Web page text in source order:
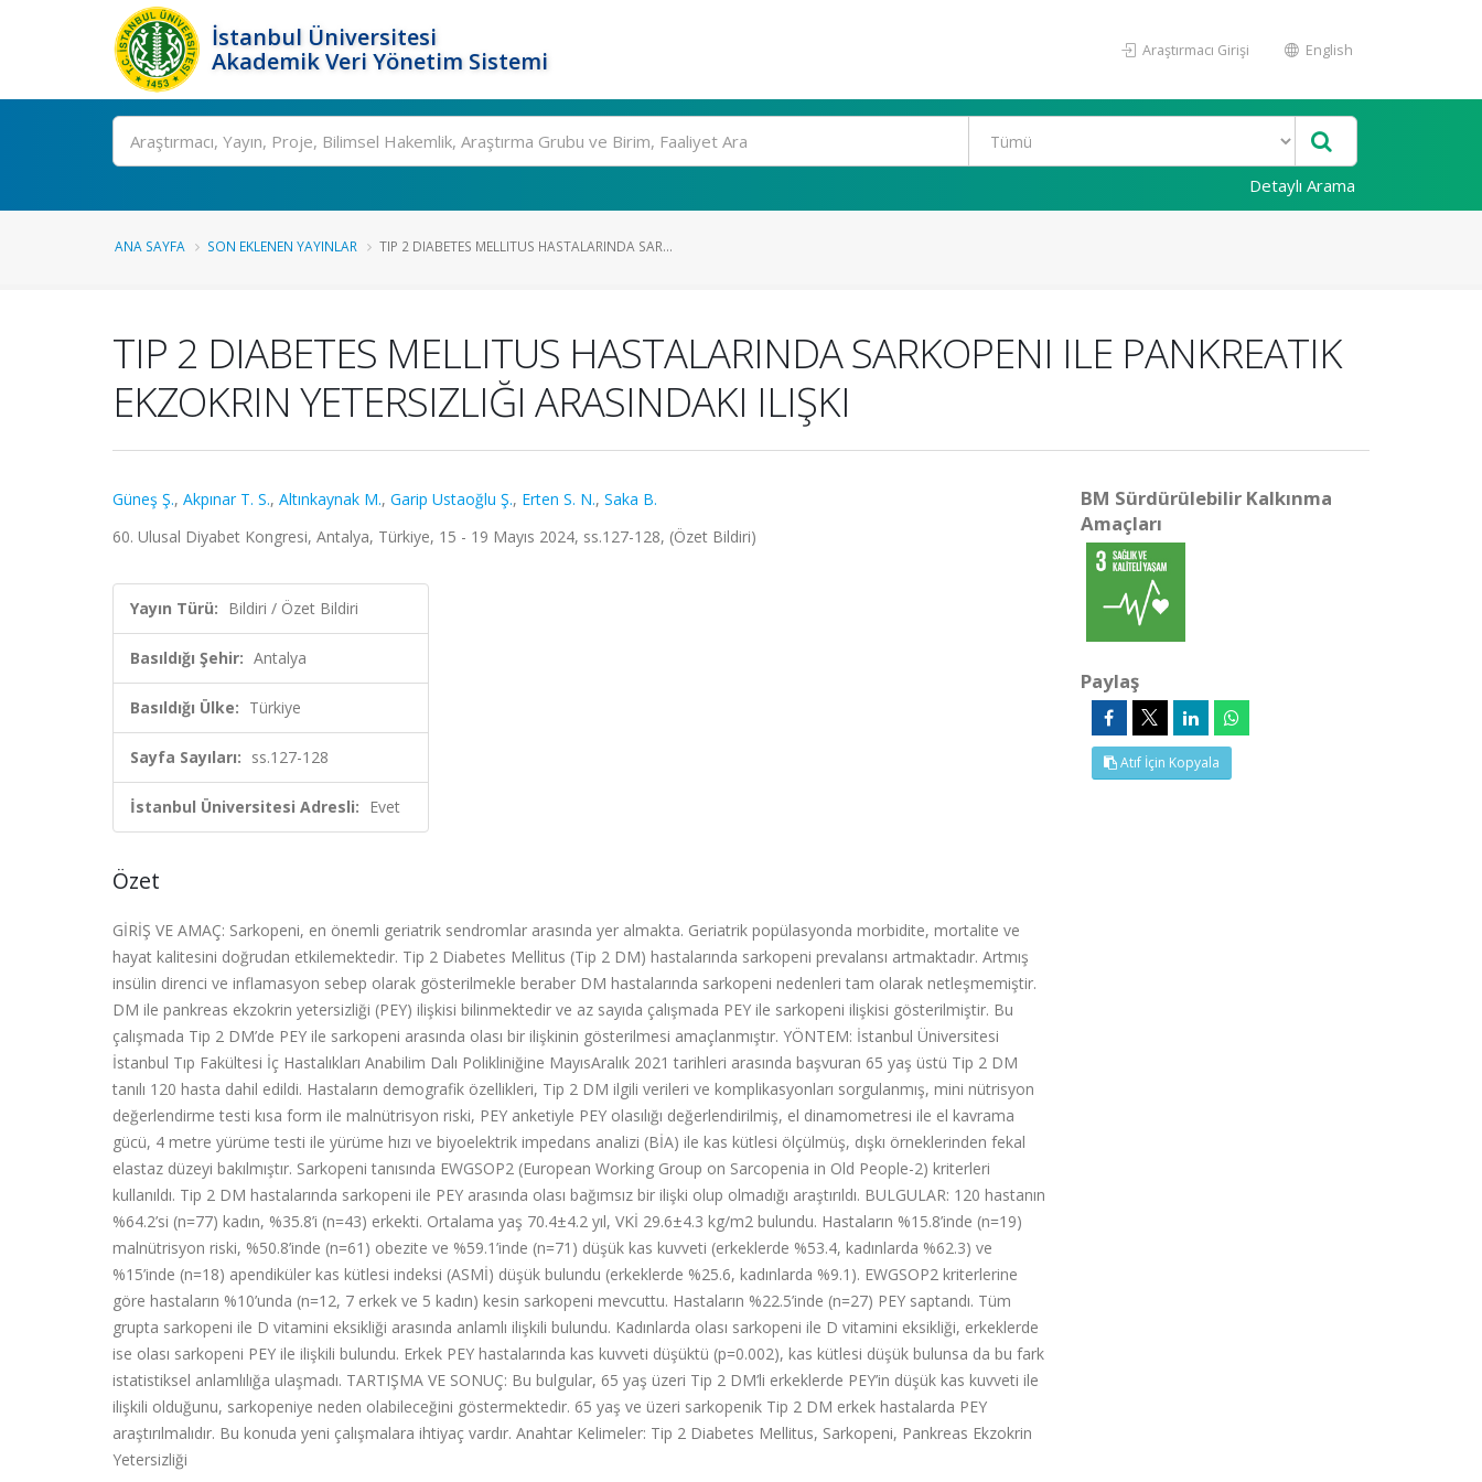
İstanbul Üniversitesi
Akademik Veri Yönetim Sistemi
Araştırmacı Girişi English
Ara
Detaylı Arama
ANA SAYFA SON EKLENEN YAYINLAR TIP 2 DIABETES MELLITUS HASTALARINDA SAR...
TIP 2 DIABETES MELLITUS HASTALARINDA SARKOPENI ILE PANKREATIK
EKZOKRIN YETERSIZLIĞI ARASINDAKI ILIŞKI
Güneş Ş., Akpınar T. S., Altınkaynak M., Garip Ustaoğlu Ş., Erten S. N., Saka B.
60. Ulusal Diyabet Kongresi, Antalya, Türkiye, 15 - 19 Mayıs 2024, ss.127-128, (Özet Bildiri)
Yayın Türü: Bildiri / Özet Bildiri
Basıldığı Şehir: Antalya
Basıldığı Ülke: Türkiye
Sayfa Sayıları: ss.127-128
İstanbul Üniversitesi Adresli: Evet
Özet
GİRİŞ VE AMAÇ: Sarkopeni, en önemli geriatrik sendromlar arasında yer almakta. Geriatrik popülasyonda morbidite, mortalite ve
hayat kalitesini doğrudan etkilemektedir. Tip 2 Diabetes Mellitus (Tip 2 DM) hastalarında sarkopeni prevalansı artmaktadır. Artmış
insülin direnci ve inflamasyon sebep olarak gösterilmekle beraber DM hastalarında sarkopeni nedenleri tam olarak netleşmemiştir.
DM ile pankreas ekzokrin yetersizliği (PEY) ilişkisi bilinmektedir ve az sayıda çalışmada PEY ile sarkopeni ilişkisi gösterilmiştir. Bu
çalışmada Tip 2 DM’de PEY ile sarkopeni arasında olası bir ilişkinin gösterilmesi amaçlanmıştır. YÖNTEM: İstanbul Üniversitesi
İstanbul Tıp Fakültesi İç Hastalıkları Anabilim Dalı Polikliniğine MayısAralık 2021 tarihleri arasında başvuran 65 yaş üstü Tip 2 DM
tanılı 120 hasta dahil edildi. Hastaların demografik özellikleri, Tip 2 DM ilgili verileri ve komplikasyonları sorgulanmış, mini nütrisyon
değerlendirme testi kısa form ile malnütrisyon riski, PEY anketiyle PEY olasılığı değerlendirilmiş, el dinamometresi ile el kavrama
gücü, 4 metre yürüme testi ile yürüme hızı ve biyoelektrik impedans analizi (BİA) ile kas kütlesi ölçülmüş, dışkı örneklerinden fekal
elastaz düzeyi bakılmıştır. Sarkopeni tanısında EWGSOP2 (European Working Group on Sarcopenia in Old People-2) kriterleri
kullanıldı. Tip 2 DM hastalarında sarkopeni ile PEY arasında olası bağımsız bir ilişki olup olmadığı araştırıldı. BULGULAR: 120 hastanın
%64.2’si (n=77) kadın, %35.8’i (n=43) erkekti. Ortalama yaş 70.4±4.2 yıl, VKİ 29.6±4.3 kg/m2 bulundu. Hastaların %15.8’inde (n=19)
malnütrisyon riski, %50.8’inde (n=61) obezite ve %59.1’inde (n=71) düşük kas kuvveti (erkeklerde %53.4, kadınlarda %62.3) ve
%15’inde (n=18) apendiküler kas kütlesi indeksi (ASMİ) düşük bulundu (erkeklerde %25.6, kadınlarda %9.1). EWGSOP2 kriterlerine
göre hastaların %10’unda (n=12, 7 erkek ve 5 kadın) kesin sarkopeni mevcuttu. Hastaların %22.5’inde (n=27) PEY saptandı. Tüm
grupta sarkopeni ile D vitamini eksikliği arasında anlamlı ilişkili bulundu. Kadınlarda olası sarkopeni ile D vitamini eksikliği, erkeklerde
ise olası sarkopeni PEY ile ilişkili bulundu. Erkek PEY hastalarında kas kuvveti düşüktü (p=0.002), kas kütlesi düşük bulunsa da bu fark
istatistiksel anlamlılığa ulaşmadı. TARTIŞMA VE SONUÇ: Bu bulgular, 65 yaş üzeri Tip 2 DM’li erkeklerde PEY’in düşük kas kuvveti ile
ilişkili olduğunu, sarkopeniye neden olabileceğini göstermektedir. 65 yaş ve üzeri sarkopenik Tip 2 DM erkek hastalarda PEY
araştırılmalıdır. Bu konuda yeni çalışmalara ihtiyaç vardır. Anahtar Kelimeler: Tip 2 Diabetes Mellitus, Sarkopeni, Pankreas Ekzokrin
Yetersizliği
BM Sürdürülebilir Kalkınma
Amaçları
Paylaş
Atıf İçin Kopyala